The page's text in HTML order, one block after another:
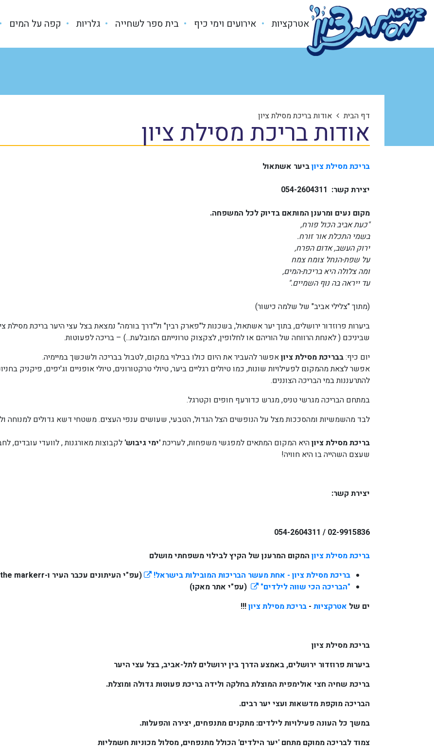
אטרקציות אירועים וימי כיף בית ספר לשחייה גלריות קפה על המים
דף הבית אודות בריכת מסילת ציון
אודות בריכת מסילת ציון
בריכת מסילת ציוןביער אשתאול
יצירת קשר: 054-2604311
מקום נעים ומרענן המותאם בדיוק לכל המשפחה.
"כעת אביב הכול פורח,
בשמי התכלת אור זורח.
ירוק העשב, אדום הפרח,
על שפת-הנחל צומח צמח
ומה צלולה היא בריכת-המים,
עד ייראה בה נוף השמיים."
(מתוך "צלילי אביב" של שלמה כישור)
ביערות פרוזדור ירושלים, בתוך יער אשתאול, בשכנות ל"פארק רבין" ול"דרך בורמה" נמצאת בצל עצי היער בריכת מסילת
שביניכם ( לאנחת הרווחה של הוריהם או לחלופין, לצקצוק טרונייתם המובלעת...) – בריכה לפעוטות.
יום כיף:בבריכת מסילת ציוןאפשר להעביר את היום כולו בבילוי במקום, לטבול בבריכה ולשכשך במיימיה.
אפשר לצאת מהמקום לפעילויות שונות, כמו טיולים רגליים ביער, טיולי טרקטורונים, טיולי אופניים וג'יפים, פיקניק
להתרעננות במי הבריכה הצוננים.
במתחם הבריכה מגרשי טניס, מגרש כדורעף חופים וקטרגל.
לבד מהשמשיות ומהסככות מצל על הנופשים הצל הגדול, הטבעי, שעושים ענפי העצים. משטחי דשא גדולים למנוחה
בריכת מסילת ציוןהיא המקום המתאים למפגשי משפחות, לעריכת'ימי גיבוש' לקבוצות מאורגנות , לוועדי עובדים,
שעצם השהייה בו היא חוויה!
יצירת קשר:
02-9915836 / 054-2604311
בריכת מסילת ציון המקום המרענן של הקיץ לבילוי משפחתי מושלם
בריכת מסילת ציון - אחת מעשר הבריכות המובילות בישראל!
(עפ"י העיתונים עכבר העיר ו-the markerr)
"הבריכה הכי שווה לילדים"
(עפ"י אתר מאקו)
ים של אטרקציות - בריכת מסילת ציון!!!
בריכת מסילת ציון
ביערות פרוזדור ירושלים, באמצע הדרך בין ירושלים לתל-אביב, בצל עצי היער
בריכת שחיה חצי אולימפית המוצלת בחלקה ולידה בריכת פעוטות גדולה ומוצלת.
הבריכה מוקפת מדשאות ועצי יער רבים.
במשך כל העונה פעילויות לילדים: מתקנים מתנפחים, יצירה והפעלות.
צמוד לבריכה ממוקם מתחם 'יער הילדים' הכולל מתנפחים, מסלול מכוניות חשמליות